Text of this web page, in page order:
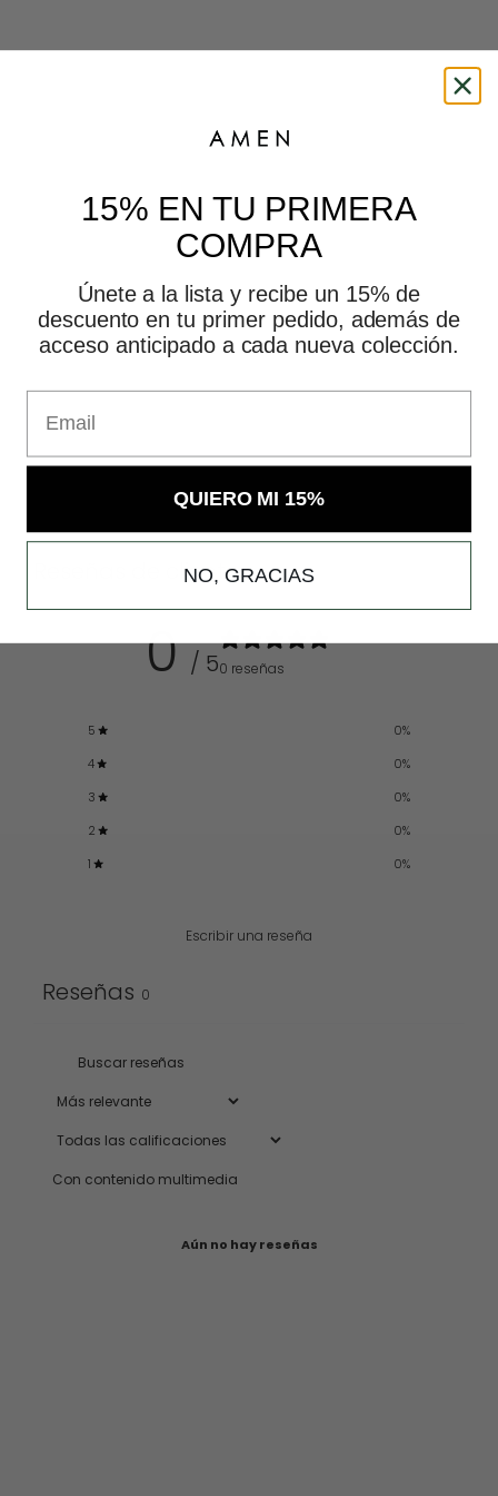
Reseñas de clientes
0 / 50 reseñas
5 0%
4
0%
3
0%
2
0%
1
0%
Escribir una reseña
Reseñas 0
Con contenido multimedia
Aún no hay reseñas
15% EN TU PRIMERA
COMPRA
Únete a la lista y recibe un 15% de
descuento en tu primer pedido, además de
acceso anticipado a cada nueva colección.
Email
QUIERO MI 15%
NO, GRACIAS